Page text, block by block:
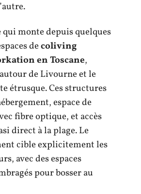
qui monte depuis quelques
decoliving
en Toscane,
de Livourne et le
étrusque. Ces structures
espace de
fibre optique, et accès
direct à la plage. Le
cible explicitement les
avec des espaces
pour bosser au